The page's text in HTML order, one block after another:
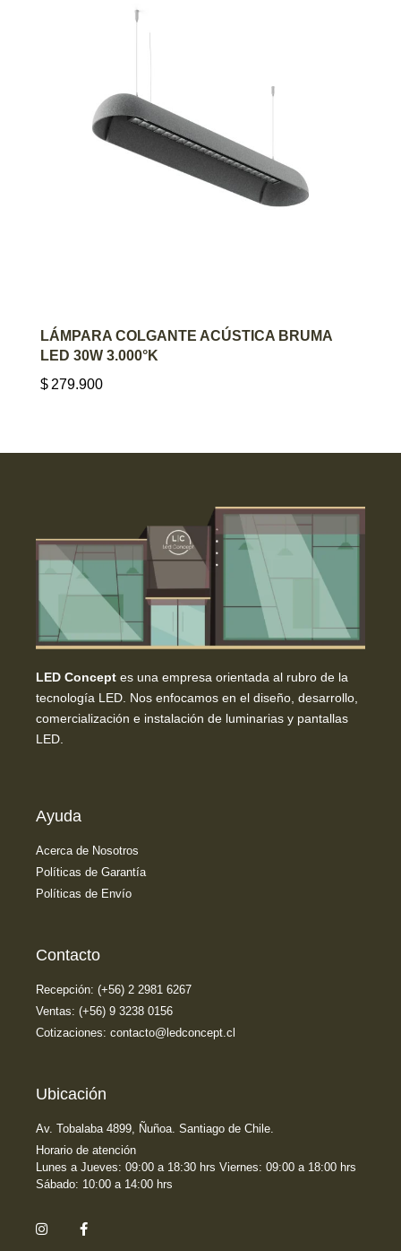
AGREGAR AL CARRITO
LÁMPARA COLGANTE ACÚSTICA BRUMA
LED 30W 3.000°K
$ 279.900
LED Concept es una empresa orientada al rubro de la
tecnología LED. Nos enfocamos en el diseño, desarrollo,
comercialización e instalación de luminarias y pantallas
LED.
Ayuda
Acerca de Nosotros
Políticas de Garantía
Políticas de Envío
Contacto
Recepción: (+56) 2 2981 6267
Ventas: (+56) 9 3238 0156
Cotizaciones: contacto@ledconcept.cl
Ubicación
Av. Tobalaba 4899, Ñuñoa. Santiago de Chile.
Horario de atención
Lunes a Jueves: 09:00 a 18:30 hrs Viernes: 09:00 a 18:00 hrs
Sábado: 10:00 a 14:00 hrs